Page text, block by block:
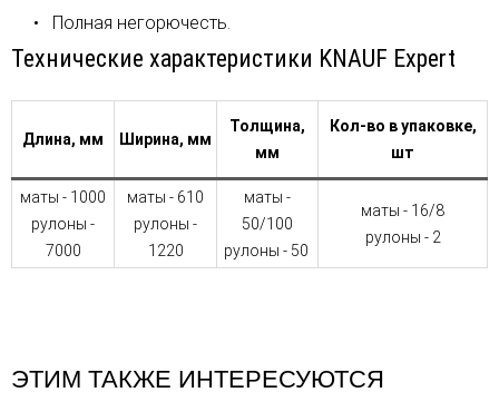
Полная негорючесть.
Технические характеристики KNAUF Expert
Длина, мм Ширина, мм
Толщина,
мм
Кол-во в упаковке,
шт
маты - 1000
рулоны -
7000
маты - 610
рулоны -
1220
маты -
50/100
рулоны - 50
маты - 16/8
рулоны - 2
ЭТИМ ТАКЖЕ ИНТЕРЕСУЮТСЯ